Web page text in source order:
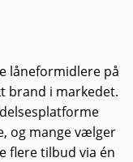
låneformidlere på
brand i markedet.
og mange vælger
flere tilbud via én